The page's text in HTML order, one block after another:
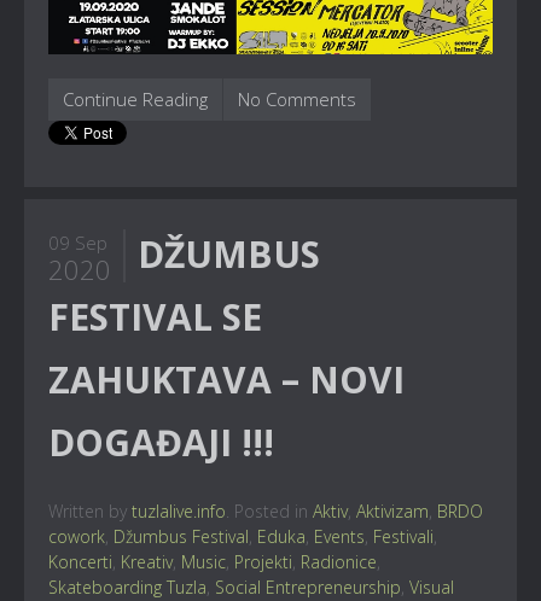
Continue Reading No Comments
09 Sep
2020
DŽUMBUS
FESTIVAL SE
ZAHUKTAVA – NOVI
DOGAĐAJI !!!
Written by tuzlalive.info. Posted in Aktiv, Aktivizam, BRDO
cowork, Džumbus Festival, Eduka, Events, Festivali,
Koncerti, Kreativ, Music, Projekti, Radionice,
Skateboarding Tuzla, Social Entrepreneurship, Visual